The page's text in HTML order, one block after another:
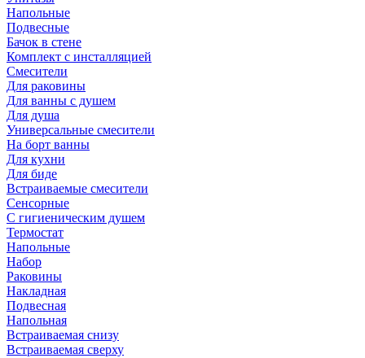
Напольные
Подвесные
Бачок в стене
Комплект с инсталляцией
Смесители
Для раковины
Для ванны с душем
Для душа
Универсальные смесители
На борт ванны
Для кухни
Для биде
Встраиваемые смесители
Сенсорные
С гигиеническим душем
Термостат
Напольные
Набор
Раковины
Накладная
Подвесная
Напольная
Встраиваемая снизу
Встраиваемая сверху